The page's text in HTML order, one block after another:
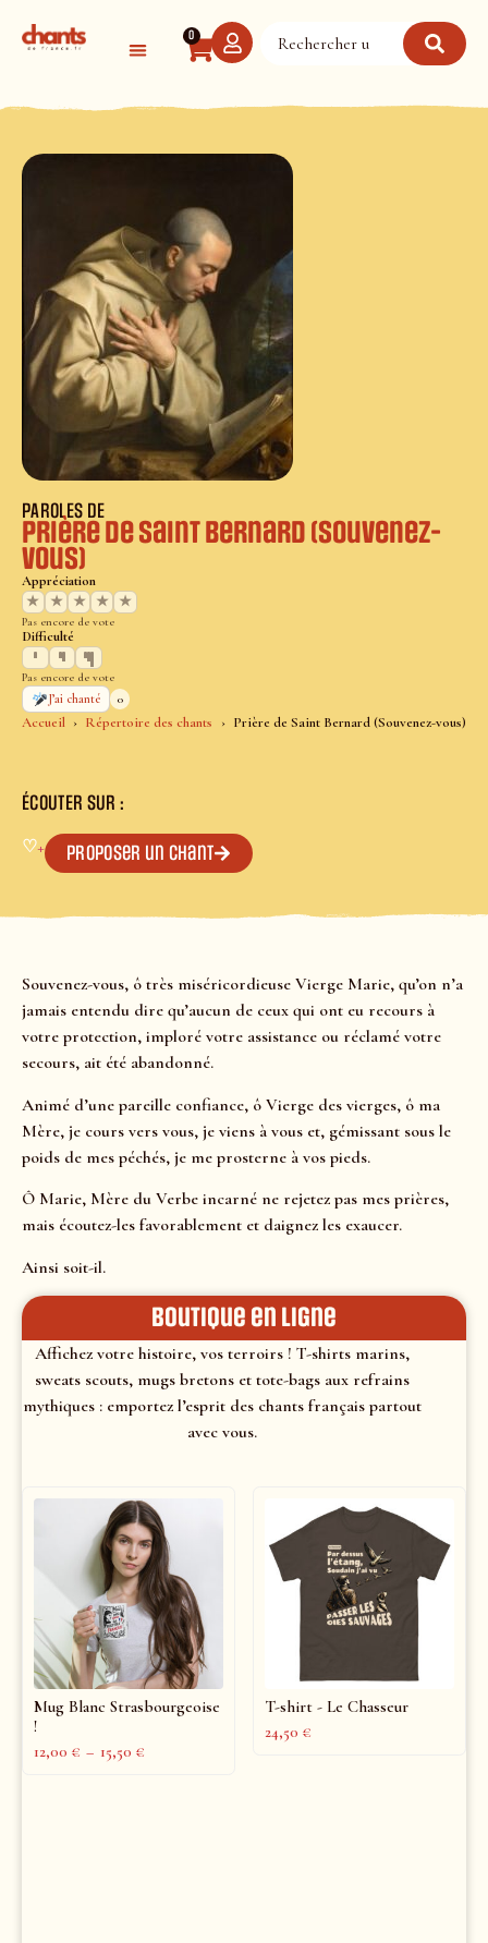
0
Accueil Répertoire des chants Prière de Saint Bernard (Souvenez-vous)
PAROLES DE
Prière de Saint Bernard (Souvenez-
vous)
Appréciation
★
★ ★ ★ ★
Pas encore de vote
Difficulté
Pas encore de vote
J’ai chanté
0
ÉCOUTER SUR :
♡+ Proposer un chant
Souvenez-vous, ô très miséricordieuse Vierge Marie, qu’on n’a
jamais entendu dire qu’aucun de ceux qui ont eu recours à
votre protection, imploré votre assistance ou réclamé votre
secours, ait été abandonné.
Animé d’une pareille confiance, ô Vierge des vierges, ô ma
Mère, je cours vers vous, je viens à vous et, gémissant sous le
poids de mes péchés, je me prosterne à vos pieds.
Ô Marie, Mère du Verbe incarné ne rejetez pas mes prières,
mais écoutez-les favorablement et daignez les exaucer.
Ainsi soit-il.
Boutique en ligne
Affichez votre histoire, vos terroirs ! T-shirts marins,
sweats scouts, mugs bretons et tote-bags aux refrains
mythiques : emportez l’esprit des chants français partout
avec vous.
Mug Blanc Strasbourgeoise
!
12,00 € – 15,50 €
T-shirt - Le Chasseur
24,50 €